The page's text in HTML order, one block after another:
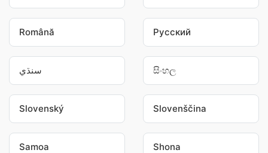
Română Pусский
سنڌي සිංහල
Slovenský Slovenščina
Samoa Shona